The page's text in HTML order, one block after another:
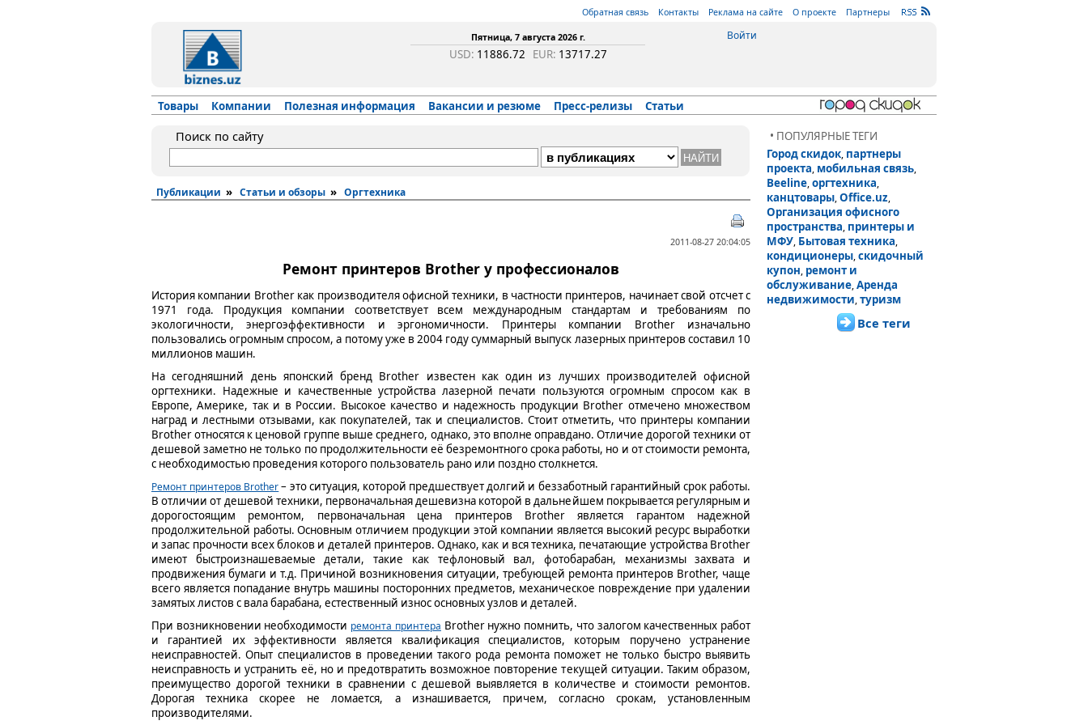
Партнеры
О проекте
Реклама на сайте
Контакты
Обратная связь
Войти
Пятница, 7 августа 2026 г.
USD: 11886.72 EUR: 13717.27
Товары Компании Полезная информация Вакансии и резюме Пресс-релизы Статьи
• ПОПУЛЯРНЫЕ ТЕГИ
Город скидок, партнеры
проекта, мобильная связь,
Beeline,оргтехника,
канцтовары,Office.uz,
Организация офисного
пространства, принтеры и
МФУ, Бытовая техника,
кондиционеры,скидочный
купон, ремонт и
обслуживание,Аренда
недвижимости,туризм
Все теги
Поиск по сайту
Публикации » Статьи и обзоры » Оргтехника
2011-08-27 20:04:05
Ремонт принтеров Brother у профессионалов
История компании Brother как производителя офисной техники, в частности принтеров, начинает свой отсчет с
1971 года. Продукция компании соответствует всем международным стандартам и требованиям по
экологичности, энергоэффективности и эргономичности. Принтеры компании Brother изначально
пользовались огромным спросом, а потому уже в 2004 году суммарный выпуск лазерных принтеров составил 10
миллионов машин.
На сегодняшний день японский бренд Brother известен как один из лучших производителей офисной
оргтехники. Надежные и качественные устройства лазерной печати пользуются огромным спросом как в
Европе, Америке, так и в России. Высокое качество и надежность продукции Brother отмечено множеством
наград и лестными отзывами, как покупателей, так и специалистов. Стоит отметить, что принтеры компании
Brother относятся к ценовой группе выше среднего, однако, это вполне оправдано. Отличие дорогой техники от
дешевой заметно не только по продолжительности её безремонтного срока работы, но и от стоимости ремонта,
с необходимостью проведения которого пользователь рано или поздно столкнется.
Ремонт принтеров Brother– это ситуация, которой предшествует долгий и беззаботный гарантийный срок работы.
В отличии от дешевой техники, первоначальная дешевизна которой в дальнейшем покрывается регулярным и
дорогостоящим ремонтом, первоначальная цена принтеров Brother является гарантом надежной
продолжительной работы. Основным отличием продукции этой компании является высокий ресурс выработки
и запас прочности всех блоков и деталей принтеров. Однако, как и вся техника, печатающие устройства Brother
имеют быстроизнашеваемые детали, такие как тефлоновый вал, фотобарабан, механизмы захвата и
продвижения бумаги и т.д. Причиной возникновения ситуации, требующей ремонта принтеров Brother, чаще
всего является попадание внутрь машины посторонних предметов, механическое повреждение при удалении
замятых листов с вала барабана, естественный износ основных узлов и деталей.
При возникновении необходимости ремонта принтера Brother нужно помнить, что залогом качественных работ
и гарантией их эффективности является квалификация специалистов, которым поручено устранение
неисправностей. Опыт специалистов в проведении такого рода ремонта поможет не только быстро выявить
неисправность и устранить её, но и предотвратить возможное повторение текущей ситуации. Таким образом,
преимущество дорогой техники в сравнении с дешевой выявляется в количестве и стоимости ремонтов.
Дорогая техника скорее не ломается, а изнашивается, причем, согласно срокам, установленным
производителями.